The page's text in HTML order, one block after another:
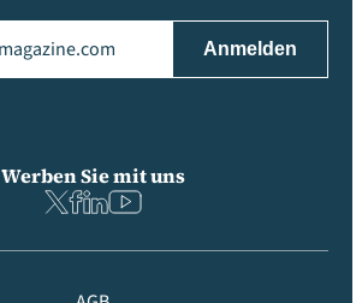
Werben Sie mit uns